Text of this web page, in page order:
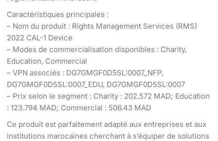
Caractéristiques principales :
– Nom du produit : Rights Management Services (RMS)
2022 CAL-1 Device
– Modes de commercialisation disponibles : Charity,
Education, Commercial
– VPN associés : DG7GMGF0D5SL:0007_NFP,
DG7GMGF0D5SL:0007_EDU, DG7GMGF0D5SL:0007
– Prix selon le segment : Charity : 202.572 MAD; Education
: 123.794 MAD; Commercial : 506.43 MAD
Ce produit est parfaitement adapté aux entreprises et aux
institutions marocaines cherchant à s’équiper de solutions